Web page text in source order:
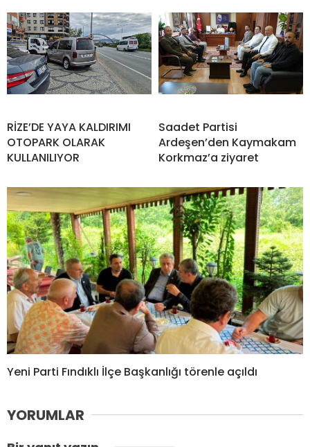
RİZE’DE YAYA KALDIRIMI
OTOPARK OLARAK
KULLANILIYOR
Saadet Partisi
Ardeşen’den Kaymakam
Korkmaz’a ziyaret
Yeni Parti Fındıklı İlçe Başkanlığı törenle açıldı
YORUMLAR